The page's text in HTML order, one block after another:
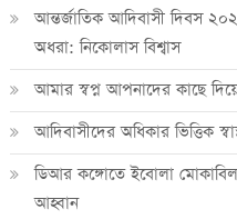
আন্তর্জাতিক আদিবাসী দিবস
অধরা: নিকোলাস বিশ্বাস
আমার স্বপ্ন আপনাদের কাছে
আদিবাসীদের অধিকার ভিত্তিক
ডিআর কঙ্গোতে ইবোলা
আহ্বান